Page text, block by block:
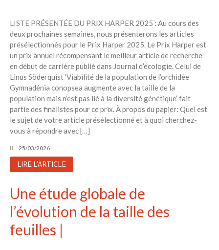
avec vos enfants
Réduire les déchets : votre
guide pour les citoyens et les
électeurs
Toits verts | Association
Permaculturelle
L’intelligence artificielle pour
prédire le succès des invasions
biologiques – The Applied
Ecologist
Recent Comments
Aucun commentaire à afficher.
LISTE PRÉSENTÉE DU PRIX HARPER 2025 : Au cours des
deux prochaines semaines, nous présenterons les articles
présélectionnés pour le Prix ​​Harper 2025. Le Prix ​​Harper est
un prix annuel récompensant le meilleur article de recherche
en début de carrière publié dans Journal d’écologie. Celui de
Linus Söderquist ‘Viabilité de la population de l’orchidée
Gymnadénia conopsea augmente avec la taille de la
population mais n’est pas lié à la diversité génétique’ fait
partie des finalistes pour ce prix. À propos du papier: Quel est
le sujet de votre article présélectionné et à quoi cherchez-
vous à répondre avec […]
25/03/2026
LIRE L'ARTICLE
Une étude globale de
l’évolution de la taille des
feuilles |